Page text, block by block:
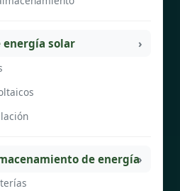
energía solar
de energía